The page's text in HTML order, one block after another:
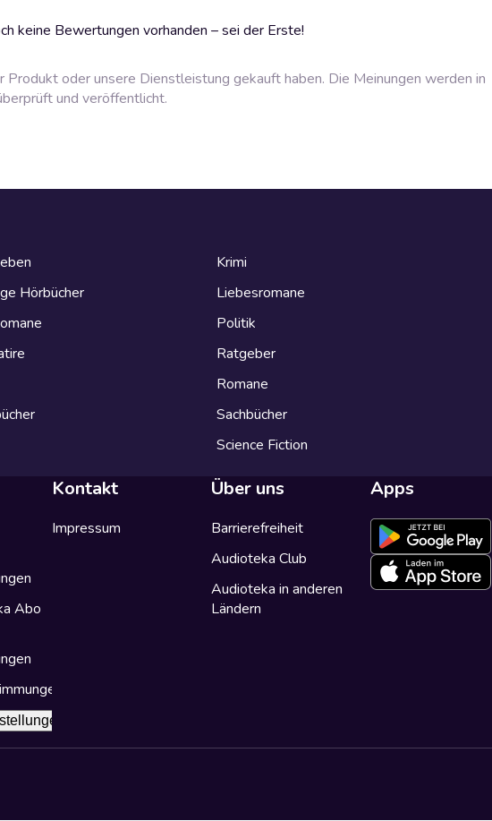
keine Bewertungen vorhanden – sei der Erste!
oder unsere Dienstleistung gekauft haben. Die Meinungen werden in
und veröffentlicht.
Hörbücher
Krimi
Liebesromane
Politik
Ratgeber
Romane
Sachbücher
Science Fiction
Abo
Kontakt
Impressum
Über uns
Barrierefreiheit
Audioteka Club
Audioteka in anderen
Ländern
Apps